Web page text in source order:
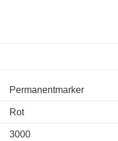
Permanentmarker
Rot
3000